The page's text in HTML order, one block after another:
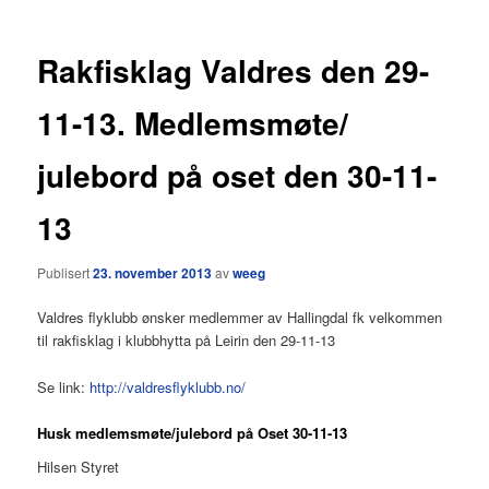
Rakfisklag Valdres den 29-
11-13. Medlemsmøte/
julebord på oset den 30-11-
13
Publisert23. november 2013avweeg
Valdres flyklubb ønsker medlemmer av Hallingdal fk velkommen
til rakfisklag i klubbhytta på Leirin den 29-11-13
Se link: http://valdresflyklubb.no/
Husk medlemsmøte/julebord på Oset 30-11-13
Hilsen Styret